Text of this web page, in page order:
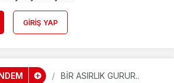
GIRIŞ YAP
BİR ASIRLIK GURUR..